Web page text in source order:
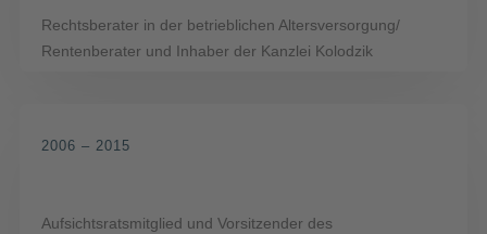
Rechtsberater in der betrieblichen Altersversorgung/
Rentenberater und Inhaber der Kanzlei Kolodzik
2006 – 2015
Aufsichtsratsmitglied und Vorsitzender des